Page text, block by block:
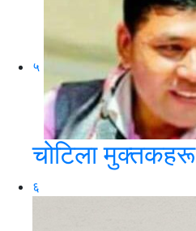
५
चोटिला मुक्तकहरू
६